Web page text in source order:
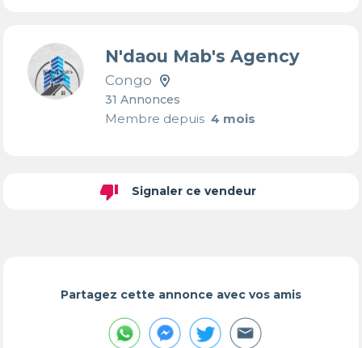
N'daou Mab's Agency
Congo
31 Annonces
Membre depuis4 mois
thumb_down Signaler ce vendeur
Partagez cette annonce avec vos amis